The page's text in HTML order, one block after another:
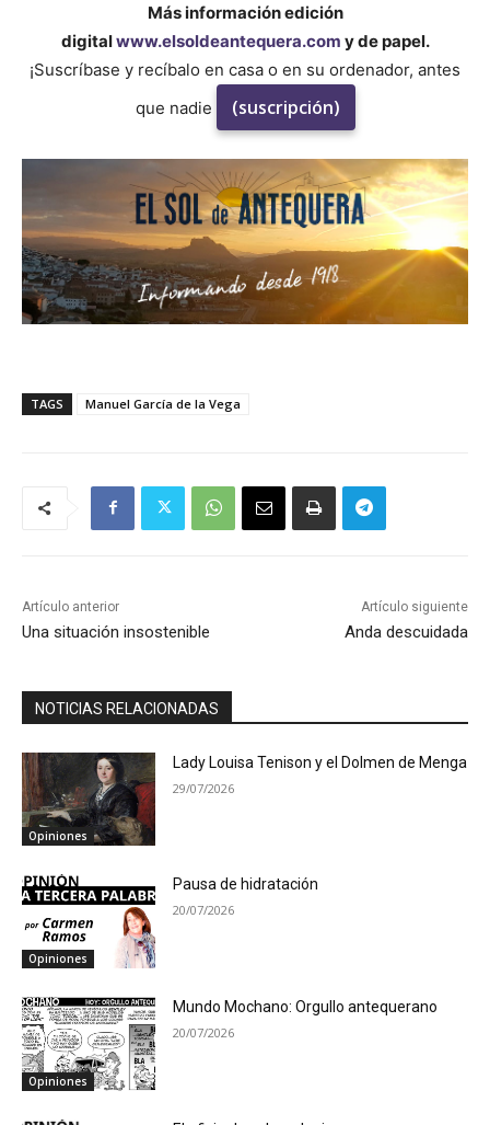
Más información edición
digitalwww.elsoldeantequera.com y de papel.
¡Suscríbase y recíbalo en casa o en su ordenador, antes
que nadie
(suscripción)
TAGS Manuel García de la Vega
Artículo anterior
Una situación insostenible
Artículo siguiente
Anda descuidada
NOTICIAS RELACIONADAS
Opiniones
Lady Louisa Tenison y el Dolmen de Menga
29/07/2026
Opiniones
Pausa de hidratación
20/07/2026
Opiniones
Mundo Mochano: Orgullo antequerano
20/07/2026